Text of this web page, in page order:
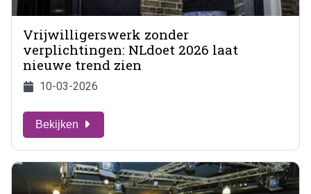
Vrijwilligerswerk zonder
verplichtingen: NLdoet 2026 laat
nieuwe trend zien
10-03-2026
Bekijken